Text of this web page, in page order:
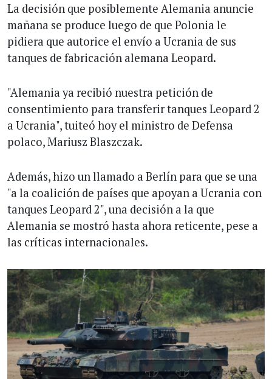
La decisión que posiblemente Alemania anuncie
mañana se produce luego de que Polonia le
pidiera que autorice el envío a Ucrania de sus
tanques de fabricación alemana Leopard.
"Alemania ya recibió nuestra petición de
consentimiento para transferir tanques Leopard 2
a Ucrania", tuiteó hoy el ministro de Defensa
polaco, Mariusz Blaszczak.
Además, hizo un llamado a Berlín para que se una
"a la coalición de países que apoyan a Ucrania con
tanques Leopard 2", una decisión a la que
Alemania se mostró hasta ahora reticente, pese a
las críticas internacionales.